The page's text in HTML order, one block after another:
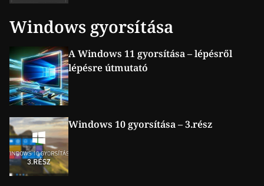
Windows gyorsítása
A Windows 11 gyorsítása – lépésről
lépésre útmutató
Windows 10 gyorsítása – 3.rész